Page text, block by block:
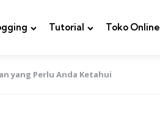
Tutorial Toko Online
yang Perlu Anda Ketahui